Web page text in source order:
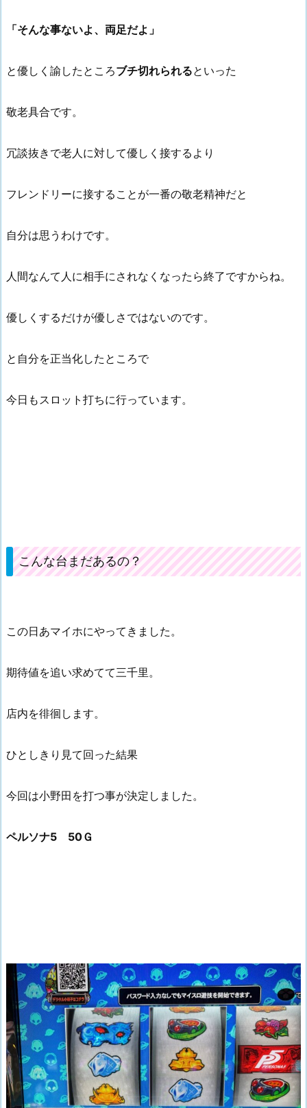
「そんな事ないよ、両足だよ」
と優しく諭したところブチ切れられるといった
敬老具合です。
冗談抜きで老人に対して優しく接するより
フレンドリーに接することが一番の敬老精神だと
自分は思うわけです。
人間なんて人に相手にされなくなったら終了ですからね。
優しくするだけが優しさではないのです。
と自分を正当化したところで
今日もスロット打ちに行っています。
こんな台まだあるの？
この日あマイホにやってきました。
期待値を追い求めてて三千里。
店内を徘徊します。
ひとしきり見て回った結果
今回は小野田を打つ事が決定しました。
ペルソナ5 50Ｇ